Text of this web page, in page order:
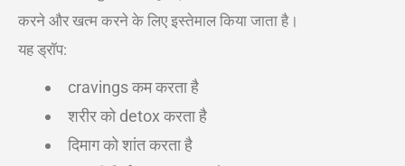
करने और खत्म करने के लिए इस्तेमाल किया जाता है।
यह ड्रॉप:
cravings कम करता है
शरीर को detox करता है
दिमाग को शांत करता है